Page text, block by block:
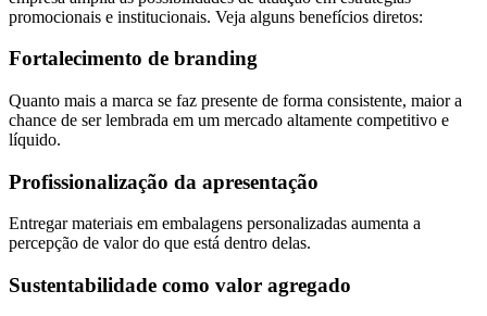
promocionais e institucionais. Veja alguns benefícios diretos:
Fortalecimento de branding
Quanto mais a marca se faz presente de forma consistente, maior a
chance de ser lembrada em um mercado altamente competitivo e
líquido.
Profissionalização da apresentação
Entregar materiais em embalagens personalizadas aumenta a
percepção de valor do que está dentro delas.
Sustentabilidade como valor agregado